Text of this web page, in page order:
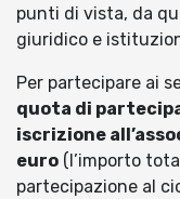
punti di vista, da
giuridico e
Per partecipare ai
quota di
iscrizione
euro (l’importo
partecipazione al